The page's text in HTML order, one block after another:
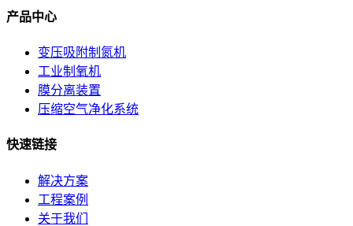
产品中心
变压吸附制氮机
工业制氧机
膜分离装置
压缩空气净化系统
快速链接
解决方案
工程案例
关于我们